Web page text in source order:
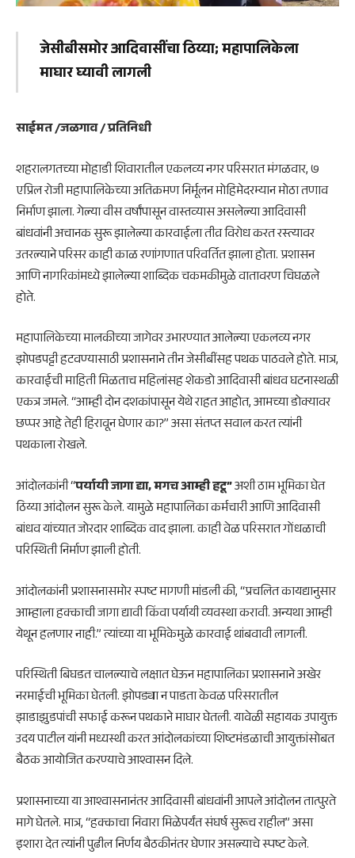
जेसीबीसमोर आदिवासींचा ठिय्या; महापालिकेला
माघार घ्यावी लागली
साईमत /जळगाव / प्रतिनिधी
शहरालगतच्या मोहाडी शिवारातील एकलव्य नगर परिसरात मंगळवार, ७
एप्रिल रोजी महापालिकेच्या अतिक्रमण निर्मूलन मोहिमेदरम्यान मोठा तणाव
निर्माण झाला. गेल्या वीस वर्षांपासून वास्तव्यास असलेल्या आदिवासी
बांधवांनी अचानक सुरू झालेल्या कारवाईला तीव्र विरोध करत रस्त्यावर
उतरल्याने परिसर काही काळ रणांगणात परिवर्तित झाला होता. प्रशासन
आणि नागरिकांमध्ये झालेल्या शाब्दिक चकमकीमुळे वातावरण चिघळले
होते.
महापालिकेच्या मालकीच्या जागेवर उभारण्यात आलेल्या एकलव्य नगर
झोपडपट्टी हटवण्यासाठी प्रशासनाने तीन जेसीबींसह पथक पाठवले होते. मात्र,
कारवाईची माहिती मिळताच महिलांसह शेकडो आदिवासी बांधव घटनास्थळी
एकत्र जमले. “आम्ही दोन दशकांपासून येथे राहत आहोत, आमच्या डोक्यावर
छप्पर आहे तेही हिरावून घेणार का?” असा संतप्त सवाल करत त्यांनी
पथकाला रोखले.
आंदोलकांनी “पर्यायी जागा द्या, मगच आम्ही हटू”अशी ठाम भूमिका घेत
ठिय्या आंदोलन सुरू केले. यामुळे महापालिका कर्मचारी आणि आदिवासी
बांधव यांच्यात जोरदार शाब्दिक वाद झाला. काही वेळ परिसरात गोंधळाची
परिस्थिती निर्माण झाली होती.
आंदोलकांनी प्रशासनासमोर स्पष्ट मागणी मांडली की, “प्रचलित कायद्यानुसार
आम्हाला हक्काची जागा द्यावी किंवा पर्यायी व्यवस्था करावी. अन्यथा आम्ही
येथून हलणार नाही.” त्यांच्या या भूमिकेमुळे कारवाई थांबवावी लागली.
परिस्थिती बिघडत चालल्याचे लक्षात घेऊन महापालिका प्रशासनाने अखेर
नरमाईची भूमिका घेतली. झोपड्या न पाडता केवळ परिसरातील
झाडाझुडपांची सफाई करून पथकाने माघार घेतली. यावेळी सहायक उपायुक्त
उदय पाटील यांनी मध्यस्थी करत आंदोलकांच्या शिष्टमंडळाची आयुक्तांसोबत
बैठक आयोजित करण्याचे आश्वासन दिले.
प्रशासनाच्या या आश्वासनानंतर आदिवासी बांधवांनी आपले आंदोलन तात्पुरते
मागे घेतले. मात्र, “हक्काचा निवारा मिळेपर्यंत संघर्ष सुरूच राहील” असा
इशारा देत त्यांनी पुढील निर्णय बैठकीनंतर घेणार असल्याचे स्पष्ट केले.